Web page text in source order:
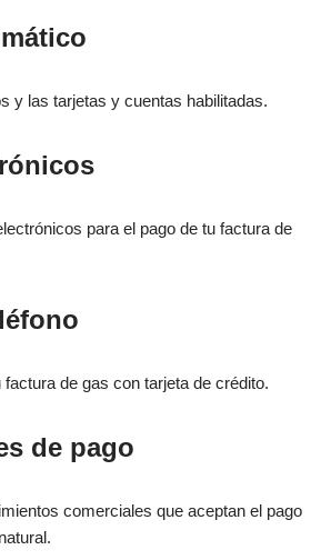
y las tarjetas y cuentas habilitadas.
para el pago de tu factura de
factura de gas con tarjeta de crédito.
de pago
comerciales que aceptan el pago